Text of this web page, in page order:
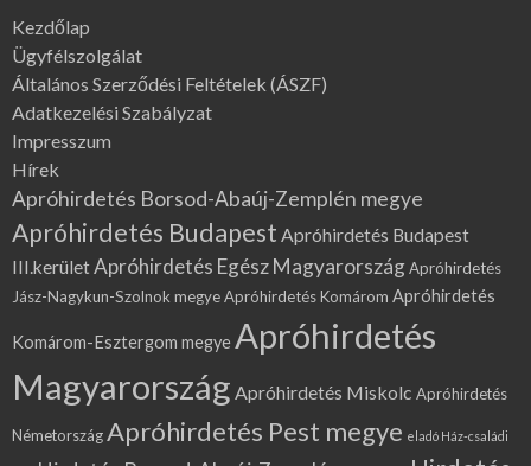
Kezdőlap
Ügyfélszolgálat
Általános Szerződési Feltételek (ÁSZF)
Adatkezelési Szabályzat
Impresszum
Hírek
Apróhirdetés Borsod-Abaúj-Zemplén megye
Apróhirdetés Budapest Apróhirdetés Budapest
III.kerületApróhirdetés Egész MagyarországApróhirdetés
Jász-Nagykun-Szolnok megyeApróhirdetés Komárom Apróhirdetés
Komárom-Esztergom megyeApróhirdetés
Magyarország Apróhirdetés Miskolc Apróhirdetés
NémetországApróhirdetés Pest megye eladó Ház-családi